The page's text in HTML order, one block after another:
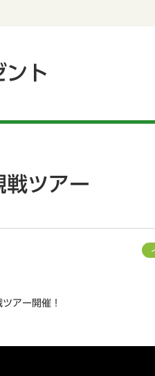
ント
戦ツアー
アー開催！